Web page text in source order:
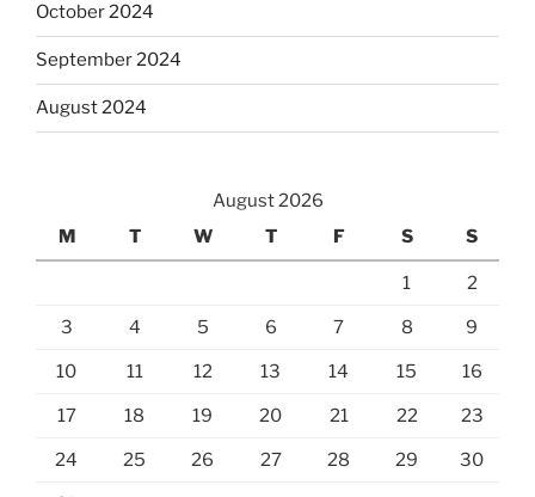
October 2024
September 2024
August 2024
August 2026
M
T W T F S S
1 2
3 4 5 6 7 8 9
10 11 12 13 14 15 16
17 18 19 20 21 22 23
24 25 26 27 28 29 30